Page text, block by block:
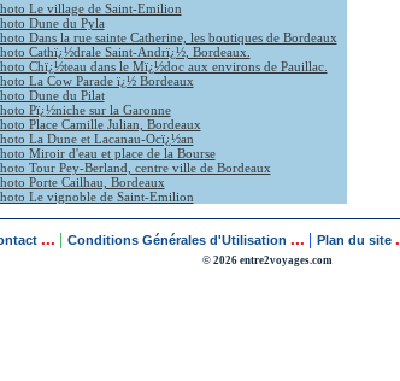
Le village de Saint-Emilion
Dune du Pyla
Dans la rue sainte Catherine, les boutiques de Bordeaux
Cathï¿½drale Saint-Andrï¿½, Bordeaux.
Chï¿½teau dans le Mï¿½doc aux environs de Pauillac.
La Cow Parade ï¿½ Bordeaux
Dune du Pilat
Pï¿½niche sur la Garonne
Place Camille Julian, Bordeaux
La Dune et Lacanau-Ocï¿½an
Miroir d'eau et place de la Bourse
Tour Pey-Berland, centre ville de Bordeaux
Porte Cailhau, Bordeaux
Le vignoble de Saint-Emilion
... Conditions Générales d'Utilisation ... Plan du site
© 2026 entre2voyages.com